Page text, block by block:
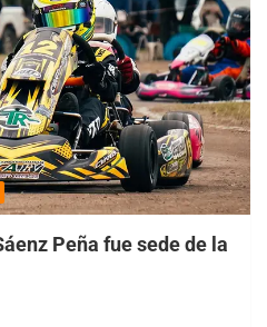
Peña fue sede de la